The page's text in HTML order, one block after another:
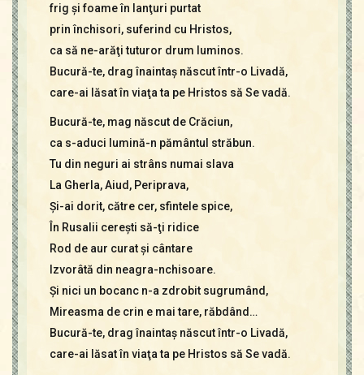
frig şi foame în lanţuri purtat
prin închisori, suferind cu Hristos,
ca să ne-arăţi tuturor drum luminos.
Bucură-te, drag înaintaş născut într-o Livadă,
care-ai lăsat în viaţa ta pe Hristos să Se vadă.
Bucură-te, mag născut de Crăciun,
ca s-aduci lumină-n pământul străbun.
Tu din neguri ai strâns numai slava
La Gherla, Aiud, Periprava,
Şi-ai dorit, către cer, sfintele spice,
În Rusalii cereşti să-ţi ridice
Rod de aur curat şi cântare
Izvorâtă din neagra-nchisoare.
Şi nici un bocanc n-a zdrobit sugrumând,
Mireasma de crin e mai tare, răbdând…
Bucură-te, drag înaintaş născut într-o Livadă,
care-ai lăsat în viaţa ta pe Hristos să Se vadă.